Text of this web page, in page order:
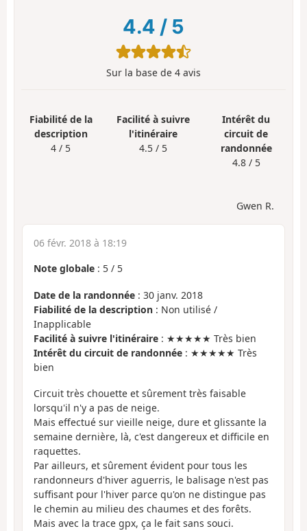
4.4 / 5
Sur la base de 4 avis
Fiabilité de la
description
4 / 5
Facilité à suivre
l'itinéraire
4.5 / 5
Intérêt du
circuit de
randonnée
4.8 / 5
Gwen R.
06 févr. 2018 à 18:19
Note globale : 5 / 5
Date de la randonnée : 30 janv. 2018
Fiabilité de la description : Non utilisé /
Inapplicable
Facilité à suivre l'itinéraire : ★★★★★ Très bien
Intérêt du circuit de randonnée : ★★★★★ Très
bien
Circuit très chouette et sûrement très faisable
lorsqu'il n'y a pas de neige.
Mais effectué sur vieille neige, dure et glissante la
semaine dernière, là, c'est dangereux et difficile en
raquettes.
Par ailleurs, et sûrement évident pour tous les
randonneurs d'hiver aguerris, le balisage n'est pas
suffisant pour l'hiver parce qu'on ne distingue pas
le chemin au milieu des chaumes et des forêts.
Mais avec la trace gpx, ça le fait sans souci.